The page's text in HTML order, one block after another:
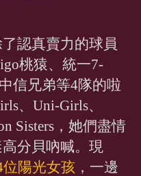
認真賣力的球員
桃猿、統一7-
信兄弟等4隊的啦
、Uni-Girls、
Sisters，她們盡情
分貝吶喊。現
位陽光女孩 ，一邊